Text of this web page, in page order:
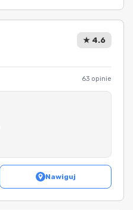
★ 4.6
63 opinie
Nawiguj